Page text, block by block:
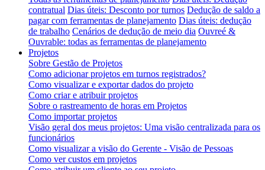
contratual Dias úteis: Desconto por turnos Dedução de saldo a
pagar com ferramentas de planejamento Dias úteis: dedução
de trabalho Cenários de dedução de meio dia Ouvreé &
Ouvrable: todas as ferramentas de planejamento
Projetos
Sobre Gestão de Projetos
Como adicionar projetos em turnos registrados?
Como visualizar e exportar dados do projeto
Como criar e atribuir projetos
Sobre o rastreamento de horas em Projetos
Como importar projetos
Visão geral dos meus projetos: Uma visão centralizada para os
funcionários
Como visualizar a visão do Gerente - Visão de Pessoas
Como ver custos em projetos